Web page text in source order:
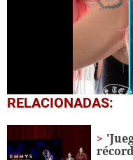
0
seconds
seconds
RELACIONADAS: